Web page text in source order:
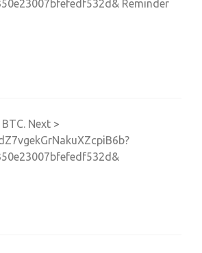
Reminder
Next >